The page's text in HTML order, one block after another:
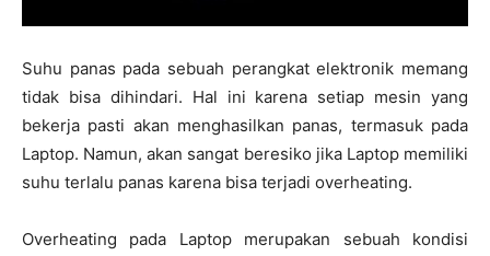
Suhu panas pada sebuah perangkat elektronik memang
tidak bisa dihindari. Hal ini karena setiap mesin yang
bekerja pasti akan menghasilkan panas, termasuk pada
Laptop. Namun, akan sangat beresiko jika Laptop memiliki
suhu terlalu panas karena bisa terjadi overheating.
Overheating pada Laptop merupakan sebuah kondisi